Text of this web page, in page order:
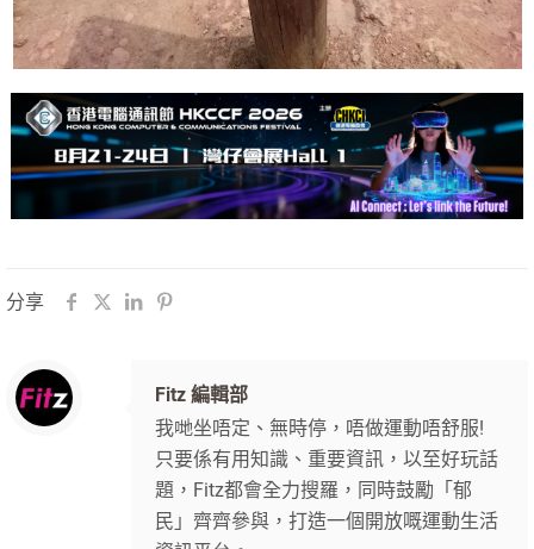
分享
Fitz 編輯部
我哋坐唔定、無時停，唔做運動唔舒服!
只要係有用知識、重要資訊，以至好玩話
題，Fitz都會全力搜羅，同時鼓勵「郁
民」齊齊參與，打造一個開放嘅運動生活